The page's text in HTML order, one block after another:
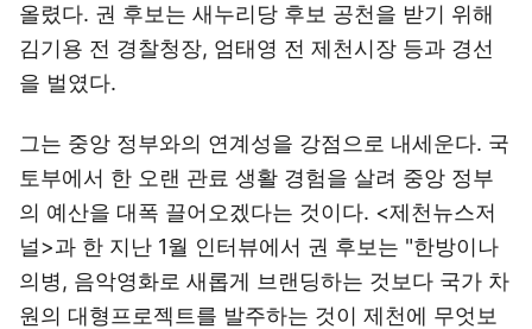
올렸다. 권 후보는 새누리당 후보 공천을 받기 위해
김기용 전 경찰청장, 엄태영 전 제천시장 등과 경선
을 벌였다.
그는 중앙 정부와의 연계성을 강점으로 내세운다. 국
토부에서 한 오랜 관료 생활 경험을 살려 중앙 정부
의 예산을 대폭 끌어오겠다는 것이다. <제천뉴스저
널>과 한 지난 1월 인터뷰에서 권 후보는 "한방이나
의병, 음악영화로 새롭게 브랜딩하는 것보다 국가 차
원의 대형프로젝트를 발주하는 것이 제천에 무엇보